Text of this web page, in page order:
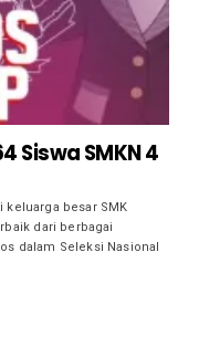
Siswa SMKN 4
besar SMK
dari berbagai
dalam Seleksi Nasional